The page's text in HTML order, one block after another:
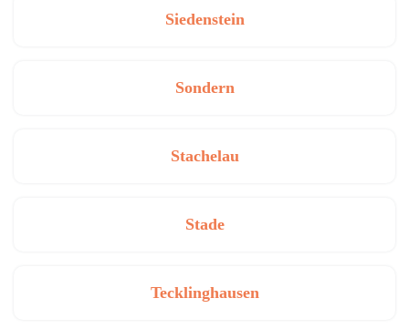
Siedenstein
Sondern
Stachelau
Stade
Tecklinghausen